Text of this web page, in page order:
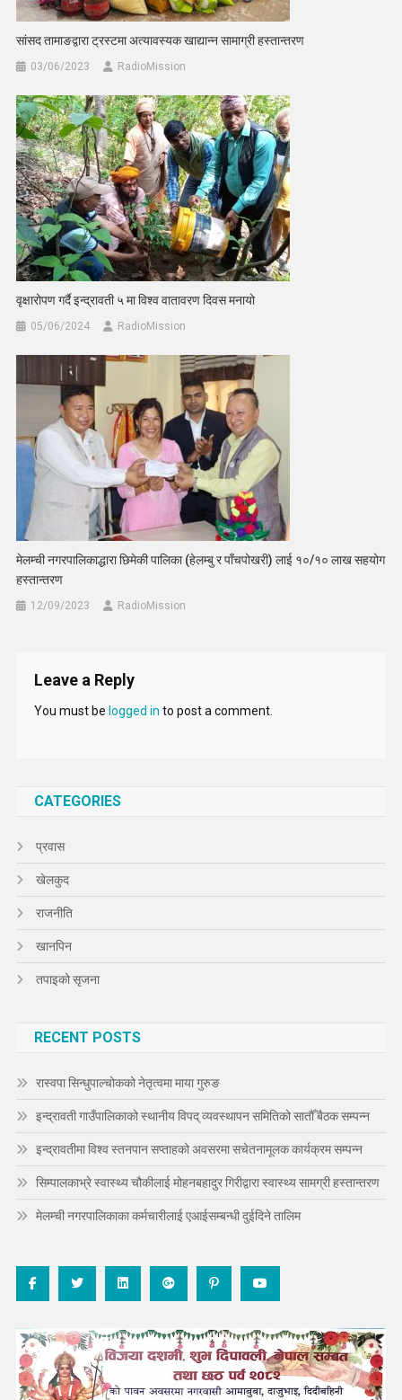
सांसद तामाङद्वारा ट्रस्टमा अत्यावस्यक खाद्यान्न सामाग्री हस्तान्तरण
03/06/2023 RadioMission
वृक्षारोपण गर्दै इन्द्रावती ५ मा विश्व वातावरण दिवस मनायो
05/06/2024 RadioMission
मेलम्ची नगरपालिकाद्धारा छिमेकी पालिका (हेलम्बु र पाँचपोखरी) लाई १०/१० लाख सहयोग
हस्तान्तरण
12/09/2023 RadioMission
Leave a Reply
You must be logged in to post a comment.
CATEGORIES
प्रवास
खेलकुद
राजनीति
खानपिन
तपाइको सृजना
RECENT POSTS
रास्वपा सिन्धुपाल्चोकको नेतृत्वमा माया गुरुङ
इन्द्रावती गाउँपालिकाको स्थानीय विपद् व्यवस्थापन समितिको सातौँ बैठक सम्पन्न
इन्द्रावतीमा विश्व स्तनपान सप्ताहको अवसरमा सचेतनामूलक कार्यक्रम सम्पन्न
सिम्पालकाभ्रे स्वास्थ्य चौकीलाई मोहनबहादुर गिरीद्वारा स्वास्थ्य सामग्री हस्तान्तरण
मेलम्ची नगरपालिकाका कर्मचारीलाई एआईसम्बन्धी दुईदिने तालिम